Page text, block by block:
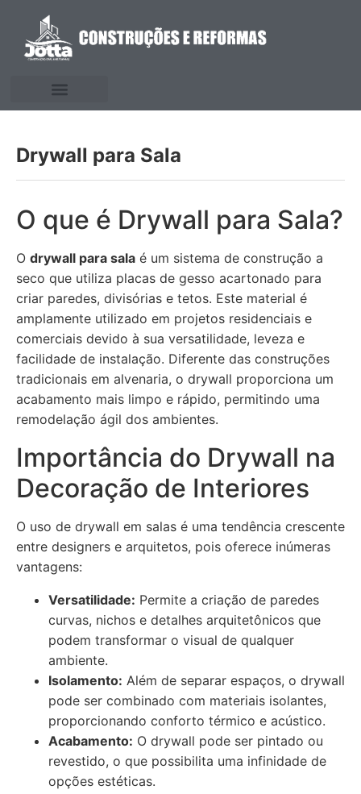
Drywall para Sala
O que é Drywall para Sala?
O drywall para sala é um sistema de construção a
seco que utiliza placas de gesso acartonado para
criar paredes, divisórias e tetos. Este material é
amplamente utilizado em projetos residenciais e
comerciais devido à sua versatilidade, leveza e
facilidade de instalação. Diferente das construções
tradicionais em alvenaria, o drywall proporciona um
acabamento mais limpo e rápido, permitindo uma
remodelação ágil dos ambientes.
Importância do Drywall na
Decoração de Interiores
O uso de drywall em salas é uma tendência crescente
entre designers e arquitetos, pois oferece inúmeras
vantagens:
Versatilidade: Permite a criação de paredes
curvas, nichos e detalhes arquitetônicos que
podem transformar o visual de qualquer
ambiente.
Isolamento: Além de separar espaços, o drywall
pode ser combinado com materiais isolantes,
proporcionando conforto térmico e acústico.
Acabamento: O drywall pode ser pintado ou
revestido, o que possibilita uma infinidade de
opções estéticas.